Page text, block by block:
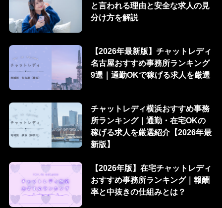
と言われる理由と安全な求人の見
分け方を解説
【2026年最新版】チャットレディ
名古屋おすすめ事務所ランキング
9選｜通勤OKで稼げる求人を厳選
チャットレディ横浜おすすめ事務
所ランキング｜通勤・在宅OKの
稼げる求人を厳選紹介【2026年最
新版】
【2026年版】在宅チャットレディ
おすすめ事務所ランキング｜報酬
率と中抜きの仕組みとは？